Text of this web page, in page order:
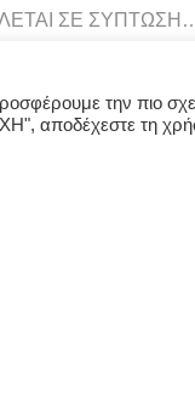
ΣΕ
την πιο
αποδέχεστε τη